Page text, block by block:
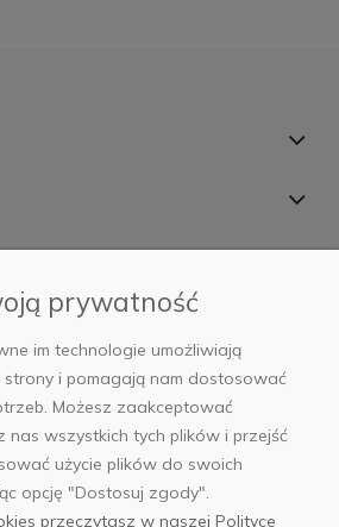
sklep@abfoto.pl
+48 797 971 275
prywatność
im technologie umożliwiają
strony i pomagają nam dostosować
Możesz zaakceptować
nas wszystkich tych plików i przejść
użycie plików do swoich
opcję "Dostosuj zgody".
przeczytasz w naszej Polityce